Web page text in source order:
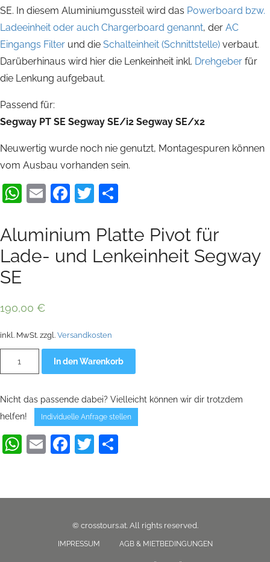
SE. In diesem Aluminiumgussteil wird das Powerboard bzw.
Ladeeinheit oder auch Chargerboard genannt, der AC
Eingangs Filter und die Schalteinheit (Schnittstelle) verbaut.
Darüberhinaus wird hier die Lenkeinheit inkl. Drehgeber für
die Lenkung aufgebaut.
Passend für:
Segway PT SE Segway SE/i2 Segway SE/x2
Neuwertig wurde noch nie genutzt, Montagespuren können
vom Ausbau vorhanden sein.
WhatsApp
EmailFacebook
Twitter
Aluminium Platte Pivot für
Lade- und Lenkeinheit Segway
SE
190,00 €
inkl. MwSt. zzgl. Versandkosten
Aluminium
Platte
Pivot
und
Lenkeinheit
Segway
Menge
In den Warenkorb
Nicht das passende dabei? Vielleicht können wir dir trotzdem
helfen!
Individuelle Anfrage stellen
WhatsApp
EmailFacebook
Twitter
© crosstours.at. All rights reserved.
IMPRESSUM AGB & MIETBEDINGUNGEN